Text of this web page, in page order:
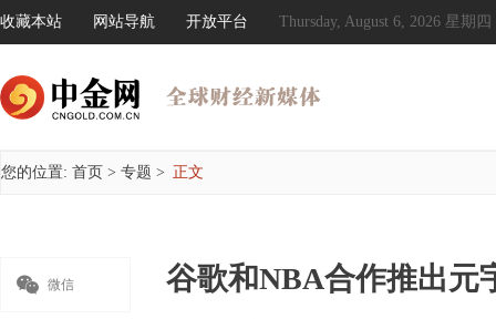
收藏本站 网站导航 开放平台 Thursday, August 6, 2026 星期四
您的位置: 首页 > 专题 > 正文
 微信 谷歌和NBA合作推出元